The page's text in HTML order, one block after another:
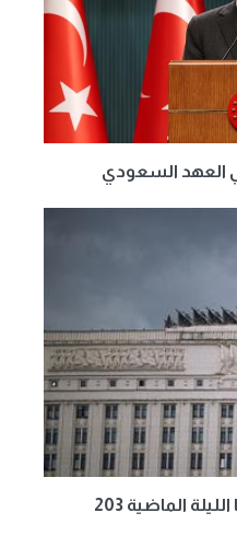
العهد السعودي
وزارة الدفاع الروسية: أسقطنا الليلة الماضية 203